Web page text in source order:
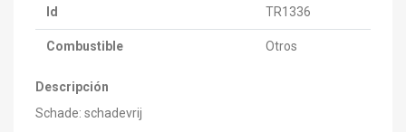
Id TR1336
Combustible Otros
Descripción
Schade: schadevrij